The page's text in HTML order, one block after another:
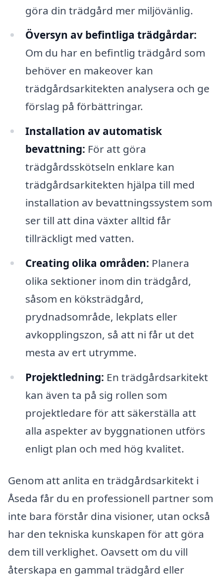
göra din trädgård mer miljövänlig.
Översyn av befintliga trädgårdar:
Om du har en befintlig trädgård som
behöver en makeover kan
trädgårdsarkitekten analysera och ge
förslag på förbättringar.
Installation av automatisk
bevattning: För att göra
trädgårdsskötseln enklare kan
trädgårdsarkitekten hjälpa till med
installation av bevattningssystem som
ser till att dina växter alltid får
tillräckligt med vatten.
Creating olika områden: Planera
olika sektioner inom din trädgård,
såsom en köksträdgård,
prydnadsområde, lekplats eller
avkopplingszon, så att ni får ut det
mesta av ert utrymme.
Projektledning: En trädgårdsarkitekt
kan även ta på sig rollen som
projektledare för att säkerställa att
alla aspekter av byggnationen utförs
enligt plan och med hög kvalitet.
Genom att anlita en trädgårdsarkitekt i
Åseda får du en professionell partner som
inte bara förstår dina visioner, utan också
har den tekniska kunskapen för att göra
dem till verklighet. Oavsett om du vill
återskapa en gammal trädgård eller